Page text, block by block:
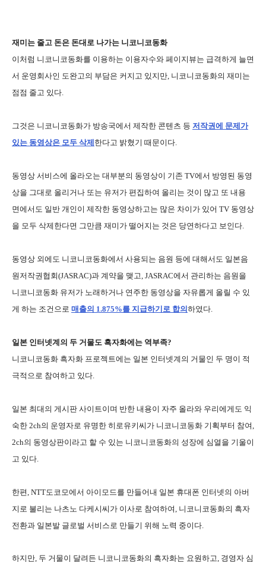
재미는 줄고 돈은 돈대로 나가는 니코니코동화
이처럼 니코니코동화를 이용하는 이용자수와 페이지뷰는 급격하게 늘면
서 운영회사인 도완고의 부담은 커지고 있지만, 니코니코동화의 재미는
점점 줄고 있다.
그것은 니코니코동화가 방송국에서 제작한 콘텐츠 등 저작권에 문제가
있는 동영상은 모두 삭제한다고 밝혔기 때문이다.
동영상 서비스에 올라오는 대부분의 동영상이 기존 TV에서 방영된 동영
상을 그대로 올리거나 또는 유저가 편집하여 올리는 것이 많고 또 내용
면에서도 일반 개인이 제작한 동영상하고는 많은 차이가 있어 TV 동영상
을 모두 삭제한다면 그만큼 재미가 떨어지는 것은 당연하다고 보인다.
동영상 외에도 니코니코동화에서 사용되는 음원 등에 대해서도 일본음
원저작권협회(JASRAC)과 계약을 맺고, JASRAC에서 관리하는 음원을
니코니코동화 유저가 노래하거나 연주한 동영상을 자유롭게 올릴 수 있
게 하는 조건으로 매출의 1.875%를 지급하기로 합의하였다.
일본 인터넷계의 두 거물도 흑자화에는 역부족?
니코니코동화 흑자화 프로젝트에는 일본 인터넷계의 거물인 두 명이 적
극적으로 참여하고 있다.
일본 최대의 게시판 사이트이며 반한 내용이 자주 올라와 우리에게도 익
숙한 2ch의 운영자로 유명한 히로유키씨가 니코니코동화 기획부터 참여,
2ch의 동영상판이라고 할 수 있는 니코니코동화의 성장에 심열을 기울이
고 있다.
한편, NTT도코모에서 아이모드를 만들어내 일본 휴대폰 인터넷의 아버
지로 불리는 나츠노 다케시씨가 이사로 참여하여, 니코니코동화의 흑자
전환과 일본발 글로벌 서비스로 만들기 위해 노력 중이다.
하지만, 두 거물이 달려든 니코니코동화의 흑자화는 요원하고, 경영자 심